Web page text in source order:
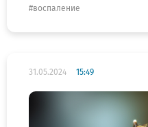
воспаление
31.05.2024 15:49